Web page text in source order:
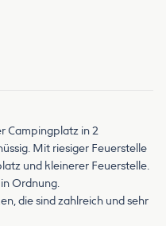
Campingplatz in 2
Mit riesiger Feuerstelle
und kleinerer Feuerstelle.
Ordnung.
die sind zahlreich und sehr